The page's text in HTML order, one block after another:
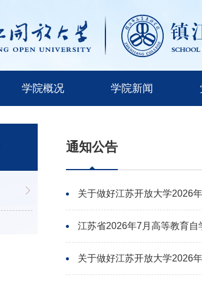
学院概况 学院新闻
通知公告
关于做好江苏开放大学2026
江苏省2026年7月高等教育自
关于做好江苏开放大学2026